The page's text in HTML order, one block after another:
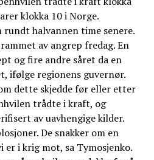
klokka 10 i Norge.
rundt halvannen time senere.
av angrep fredag. En
og fire andre såret da en
ifølge regionens guvernør.
dette skjedde før eller etter
trådte i kraft, og
av uavhengige kilder.
De snakker om en
er i krig mot, sa Tymosjenko.